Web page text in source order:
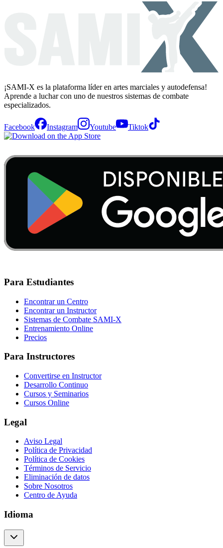
¡SAMI-X es la plataforma líder en artes marciales y autodefensa!
Aprende a luchar con uno de nuestros sistemas de combate
especializados.
Facebook Instagram Youtube Tiktok
Para Estudiantes
Encontrar un Centro
Encontrar un Instructor
Sistemas de Combate SAMI-X
Entrenamiento Online
Precios
Para Instructores
Convertirse en Instructor
Desarrollo Continuo
Cursos y Seminarios
Cursos Online
Legal
Aviso Legal
Política de Privacidad
Política de Cookies
Términos de Servicio
Eliminación de datos
Sobre Nosotros
Centro de Ayuda
Idioma